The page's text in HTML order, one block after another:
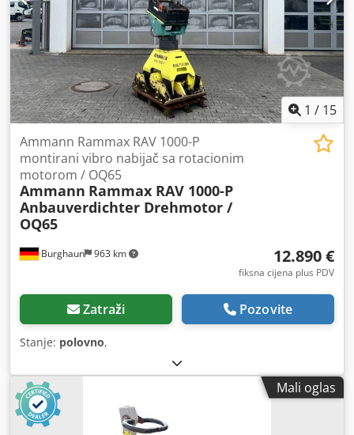
1 / 15
Burghaun 963 km
Ammann Rammax RAV 1000-P
montirani vibro nabijač sa rotacionim
motorom / OQ65
Ammann Rammax RAV 1000-P
Anbauverdichter Drehmotor /
OQ65
12.890 €
fiksna cijena plus PDV
Zatraži Pozovite
Stanje: polovno,
Mali oglas